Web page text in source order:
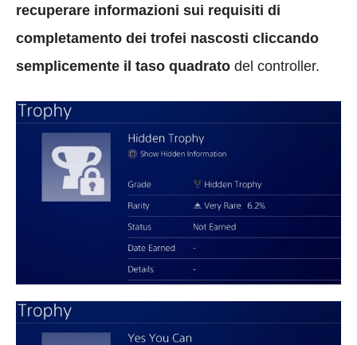
recuperare informazioni sui requisiti di
completamento dei trofei nascosti cliccando
semplicemente il taso quadrato del controller.